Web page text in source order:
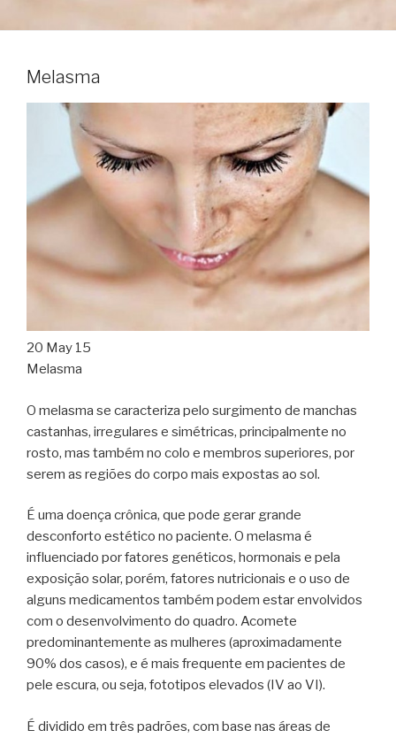
Melasma
20 May 15
Melasma
O melasma se caracteriza pelo surgimento de manchas
castanhas, irregulares e simétricas, principalmente no
rosto, mas também no colo e membros superiores, por
serem as regiões do corpo mais expostas ao sol.
É uma doença crônica, que pode gerar grande
desconforto estético no paciente. O melasma é
influenciado por fatores genéticos, hormonais e pela
exposição solar, porém, fatores nutricionais e o uso de
alguns medicamentos também podem estar envolvidos
com o desenvolvimento do quadro. Acomete
predominantemente as mulheres (aproximadamente
90% dos casos), e é mais frequente em pacientes de
pele escura, ou seja, fototipos elevados (IV ao VI).
É dividido em três padrões, com base nas áreas de